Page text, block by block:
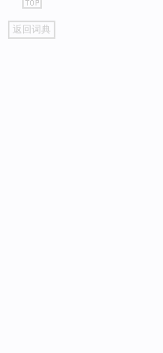
go
top
返回词典